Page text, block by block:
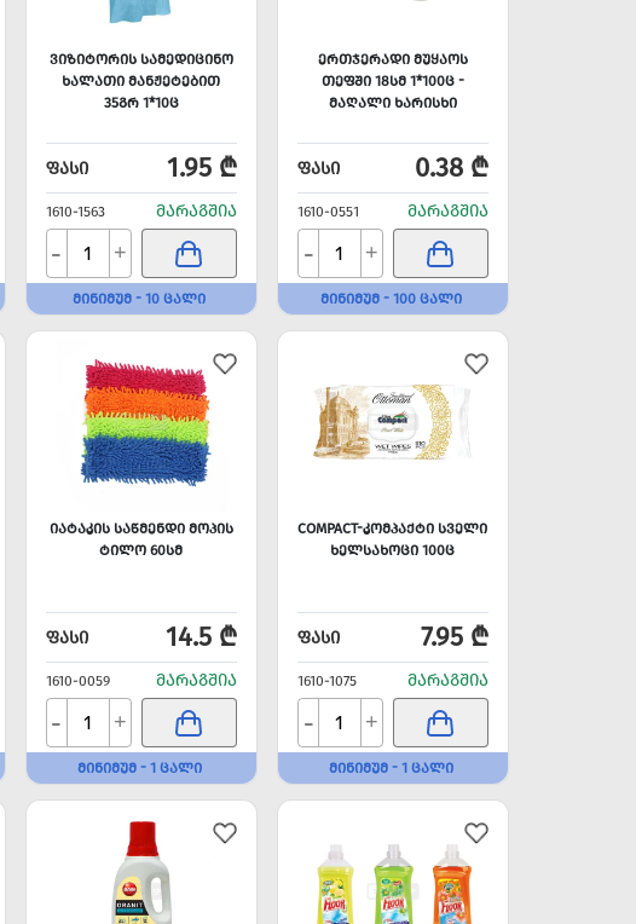
ᲕᲘᲖᲘᲢᲝᲠᲘᲡ ᲡᲐᲛᲔᲓᲘᲪᲘᲜᲝ
ᲮᲐᲚᲐᲗᲘ ᲛᲐᲜᲟᲔᲢᲔᲑᲘᲗ
35ᲒᲠ 1*10Ც
ᲤᲐᲡᲘ 1.95 ₾
1610-1563 ᲛᲐᲠᲐᲒᲨᲘᲐ
- +
ᲛᲘᲜᲘᲛᲣᲛ - 10 ᲪᲐᲚᲘ
ᲔᲠᲗᲯᲔᲠᲐᲓᲘ ᲛᲣᲧᲐᲝᲡ
ᲗᲔᲤᲨᲘ 18ᲡᲛ 1*100Ც -
ᲛᲐᲦᲐᲚᲘ ᲮᲐᲠᲘᲡᲮᲘ
ᲤᲐᲡᲘ 0.38 ₾
1610-0551 ᲛᲐᲠᲐᲒᲨᲘᲐ
- +
ᲛᲘᲜᲘᲛᲣᲛ - 100 ᲪᲐᲚᲘ
ᲘᲐᲢᲐᲙᲘᲡ ᲡᲐᲬᲛᲔᲜᲓᲘ ᲛᲝᲞᲘᲡ
ᲢᲘᲚᲝ 60ᲡᲛ
ᲤᲐᲡᲘ 14.5 ₾
1610-0059 ᲛᲐᲠᲐᲒᲨᲘᲐ
- +
ᲛᲘᲜᲘᲛᲣᲛ - 1 ᲪᲐᲚᲘ
COMPACT-ᲙᲝᲛᲞᲐᲥᲢᲘ ᲡᲕᲔᲚᲘ
ᲮᲔᲚᲡᲐᲮᲝᲪᲘ 100Ც
ᲤᲐᲡᲘ 7.95 ₾
1610-1075 ᲛᲐᲠᲐᲒᲨᲘᲐ
- +
ᲛᲘᲜᲘᲛᲣᲛ - 1 ᲪᲐᲚᲘ